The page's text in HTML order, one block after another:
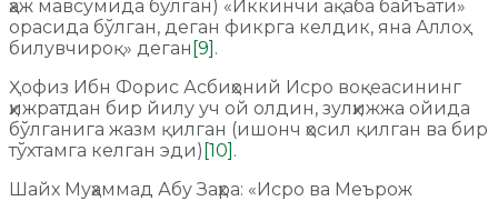
ҳаж мавсумида бўлган) «Иккинчи ақаба байъати»
орасида бўлган, деган фикрга келдик, яна Аллоҳ
билувчироқ» деган [9] .
Ҳофиз Ибн Форис Асбиҳоний Исро воқеасининг
ҳижратдан бир йилу уч ой олдин, зулҳижжа ойида
бўлганига жазм қилган (ишонч ҳосил қилган ва бир
тўхтамга келган эди) [10] .
Шайх Муҳаммад Абу Заҳра: «Исро ва Меърож